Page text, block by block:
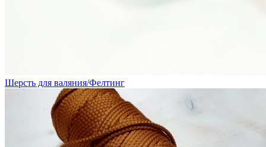
Шерсть для валяния/Фелтинг